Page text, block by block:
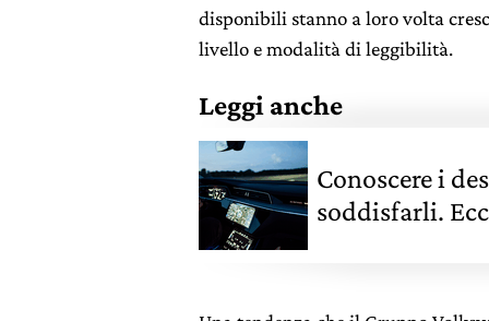
disponibili stanno a loro volta
livello e modalità di leggibilità.
Leggi anche
Conoscere i
soddisfarli.